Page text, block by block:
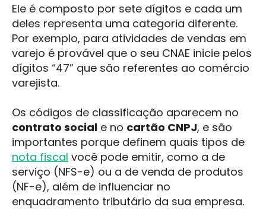
Ele é composto por sete dígitos e cada um
deles representa uma categoria diferente.
Por exemplo, para atividades de vendas em
varejo é provável que o seu CNAE inicie pelos
dígitos “47” que são referentes ao comércio
varejista.
Os códigos de classificação aparecem no
contrato social e no cartão CNPJ, e são
importantes porque definem quais tipos de
nota fiscal você pode emitir, como a de
serviço (NFS-e) ou a de venda de produtos
(NF-e), além de influenciar no
enquadramento tributário da sua empresa.